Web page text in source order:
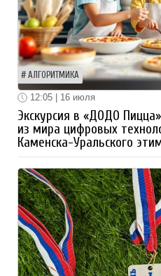
АЛГОРИТМИКА
12:05 | 16 июля
Экскурсия в «ДОДО
из мира цифровых
Каменска-Уральского